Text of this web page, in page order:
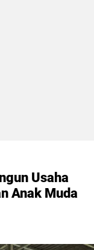
Usaha
Anak Muda